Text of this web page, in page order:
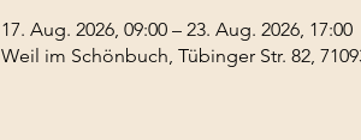
17. Aug. 2026, 09:00 – 23. Aug. 2026, 17:00
Weil im Schönbuch, Tübinger Str. 82,